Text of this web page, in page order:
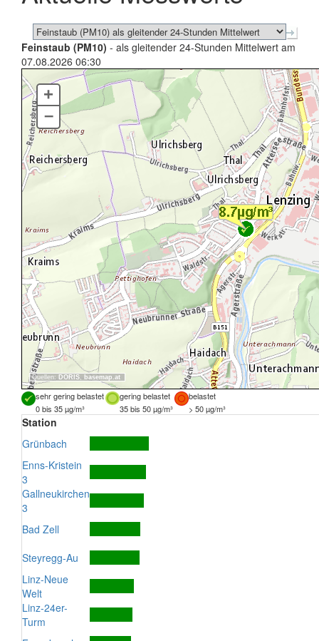
Feinstaub (PM10) - als gleitender 24-Stunden Mittelwert am
07.08.2026 06:30
Quellen: DORIS, basemap.at
+
–
sehr gering belastet gering belastet
belastet
0 bis 35 µg/m³
35 bis 50 µg/m³ > 50 µg/m³
Station
Grünbach
Enns-Kristein
3
Gallneukirchen
3
Bad Zell
Steyregg-Au
Linz-Neue
Welt
Linz-24er-
Turm